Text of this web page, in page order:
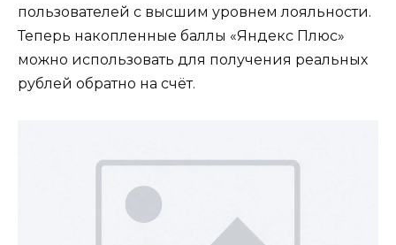
пользователей с высшим уровнем лояльности.
Теперь накопленные баллы «Яндекс Плюс»
можно использовать для получения реальных
рублей обратно на счёт.